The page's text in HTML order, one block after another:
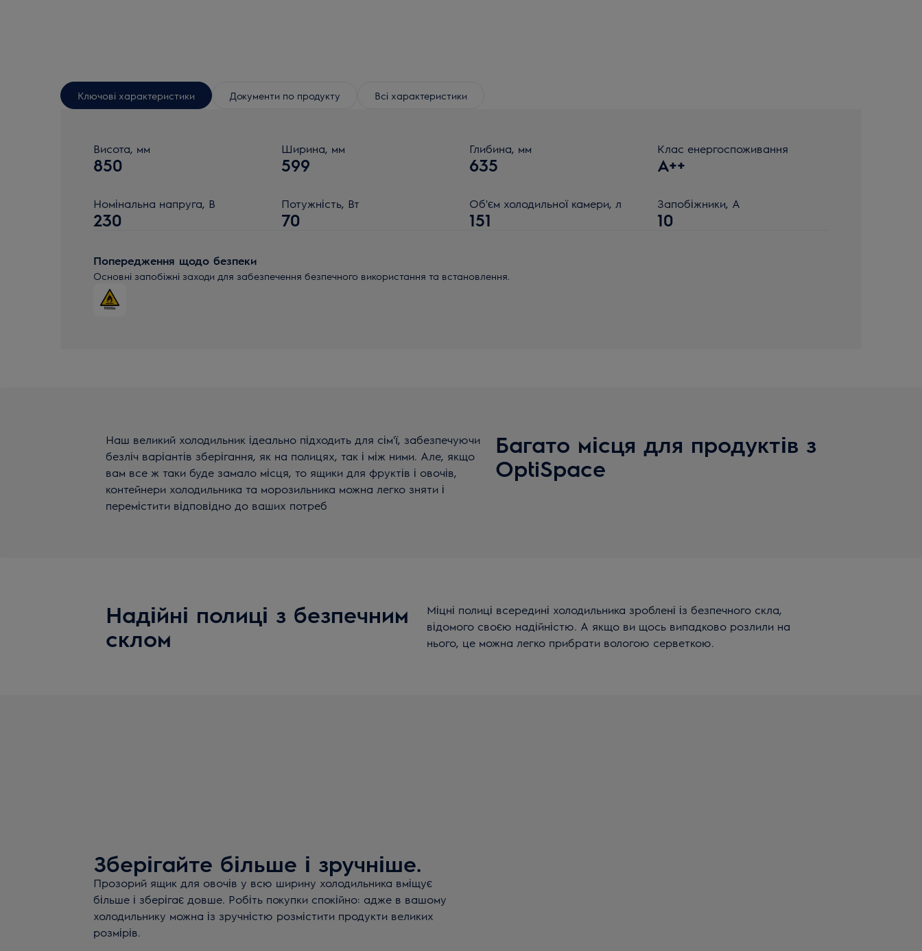
Ключові характеристики Документи по продукту Всі характеристики
Висота, мм
850
Ширина, мм
599
Глибина, мм
635
Клас енергоспоживання
A++
Номінальна напруга, В
230
Потужність, Вт
70
Об'єм холодильної камери, л
151
Запобіжники, А
10
Попередження щодо безпеки
Основні запобіжні заходи для забезпечення безпечного використання та встановлення.
Багато місця для продуктів з
OptiSpace
Наш великий холодильник ідеально підходить для сім'ї, забезпечуючи
безліч варіантів зберігання, як на полицях, так і між ними. Але, якщо
вам все ж таки буде замало місця, то ящики для фруктів і овочів,
контейнери холодильника та морозильника можна легко зняти і
перемістити відповідно до ваших потреб
Надійні полиці з безпечним
склом
Міцні полиці всередині холодильника зроблені із безпечного скла,
відомого своєю надійністю. А якщо ви щось випадково розлили на
нього, це можна легко прибрати вологою серветкою.
Зберігайте більше і зручніше.
Прозорий ящик для овочів у всю ширину холодильника вміщує
більше і зберігає довше. Робіть покупки спокійно: адже в вашому
холодильнику можна із зручністю розмістити продукти великих
розмірів.